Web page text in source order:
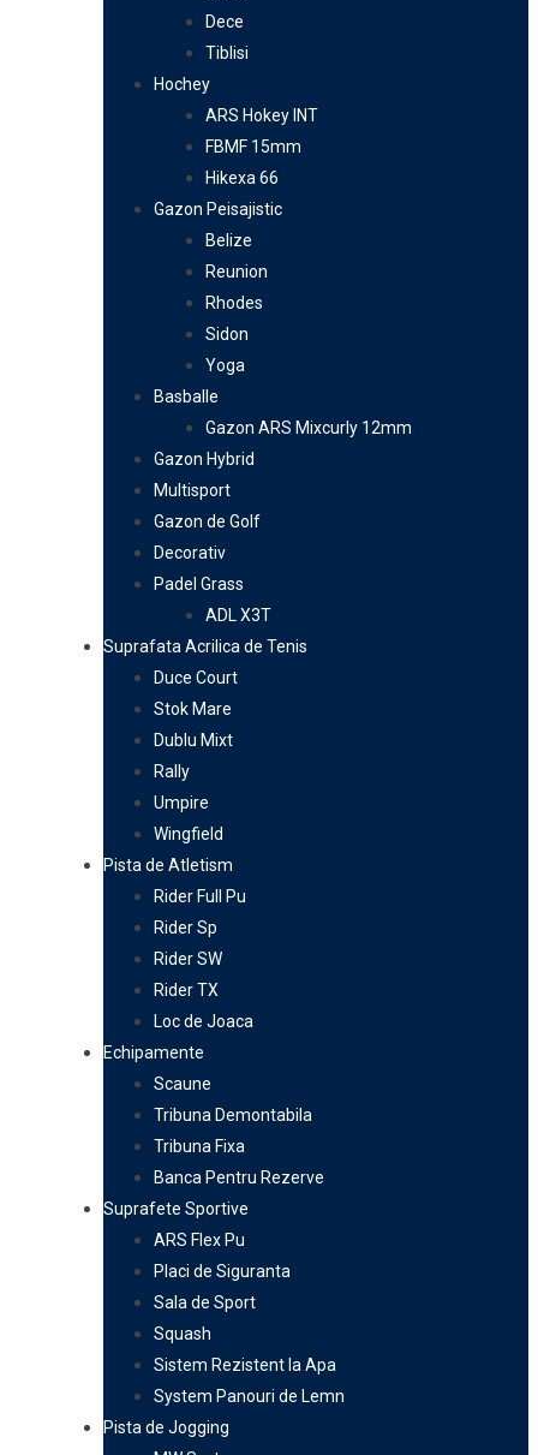
Dece
Tiblisi
Hochey
ARS Hokey INT
FBMF 15mm
Hikexa 66
Gazon Peisajistic
Belize
Reunion
Rhodes
Sidon
Yoga
Basballe
Gazon ARS Mixcurly 12mm
Gazon Hybrid
Multisport
Gazon de Golf
Decorativ
Padel Grass
ADL X3T
Suprafata Acrilica de Tenis
Duce Court
Stok Mare
Dublu Mixt
Rally
Umpire
Wingfield
Pista de Atletism
Rider Full Pu
Rider Sp
Rider SW
Rider TX
Loc de Joaca
Echipamente
Scaune
Tribuna Demontabila
Tribuna Fixa
Banca Pentru Rezerve
Suprafete Sportive
ARS Flex Pu
Placi de Siguranta
Sala de Sport
Squash
Sistem Rezistent la Apa
System Panouri de Lemn
Pista de Jogging